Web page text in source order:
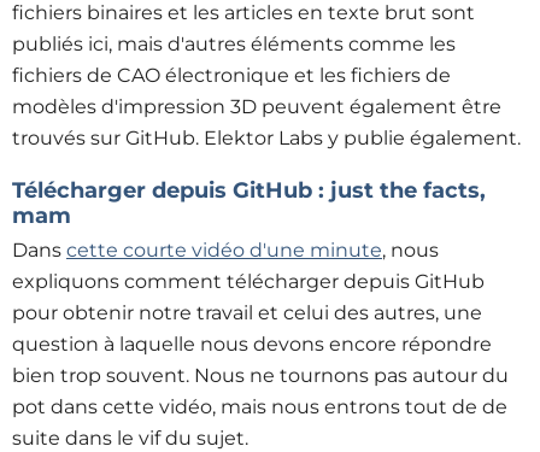
fichiers binaires et les articles en texte brut sont
publiés ici, mais d'autres éléments comme les
fichiers de CAO électronique et les fichiers de
modèles d'impression 3D peuvent également être
trouvés sur GitHub. Elektor Labs y publie également.
Télécharger depuis GitHub : just the facts,
mam
Dans cette courte vidéo d'une minute, nous
expliquons comment télécharger depuis GitHub
pour obtenir notre travail et celui des autres, une
question à laquelle nous devons encore répondre
bien trop souvent. Nous ne tournons pas autour du
pot dans cette vidéo, mais nous entrons tout de de
suite dans le vif du sujet.